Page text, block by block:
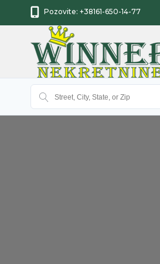
Pozovite: +38161-650-14-77